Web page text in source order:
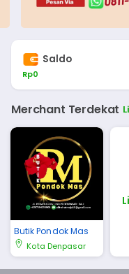
Saldo
Rp0
Merchant Terdekat
Butik Pondok Mas
Kota Denpasar